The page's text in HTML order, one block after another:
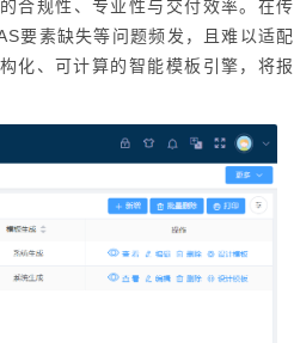
合规性、专业性与交付效率。在传
要素缺失等问题频发，且难以适配
化、可计算的智能模板引擎，将报